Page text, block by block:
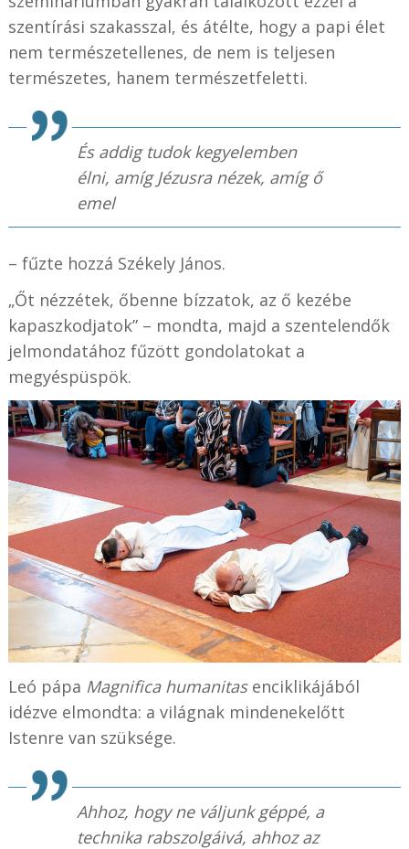
szentírási szakasszal, és átélte, hogy a papi élet
nem természetellenes, de nem is teljesen
természetes, hanem természetfeletti.
És addig tudok kegyelemben
élni, amíg Jézusra nézek, amíg ő
emel
– fűzte hozzá Székely János.
„Őt nézzétek, őbenne bízzatok, az ő kezébe
kapaszkodjatok” – mondta, majd a szentelendők
jelmondatához fűzött gondolatokat a
megyéspüspök.
Leó pápa Magnifica humanitasenciklikájából
idézve elmondta: a világnak mindenekelőtt
Istenre van szüksége.
Ahhoz, hogy ne váljunk géppé, a
technika rabszolgáivá, ahhoz az